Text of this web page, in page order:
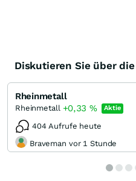
Diskutieren Sie über
Rheinmetall
Rheinmetall +0,33 % Aktie
404 Aufrufe heute
Braveman vor 1 Stunde